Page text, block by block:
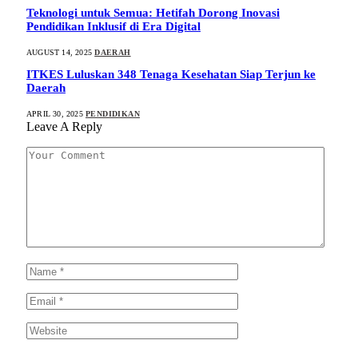
Teknologi untuk Semua: Hetifah Dorong Inovasi
Pendidikan Inklusif di Era Digital
AUGUST 14, 2025 DAERAH
ITKES Luluskan 348 Tenaga Kesehatan Siap Terjun ke
Daerah
APRIL 30, 2025 PENDIDIKAN
Leave A Reply